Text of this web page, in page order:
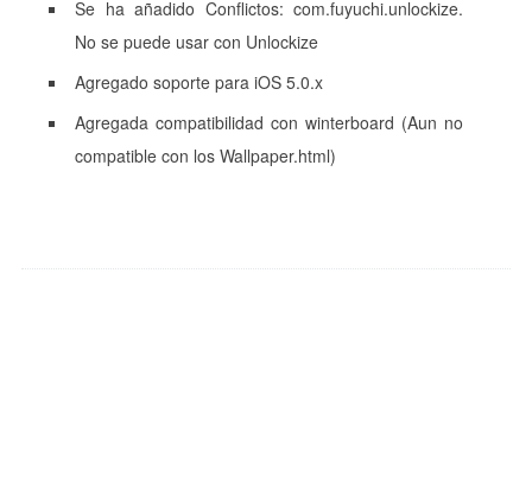
Se ha añadido Conflictos: com.fuyuchi.unlockize.
No se puede usar con Unlockize
Agregado soporte para iOS 5.0.x
Agregada compatibilidad con winterboard (Aun no
compatible con los Wallpaper.html)